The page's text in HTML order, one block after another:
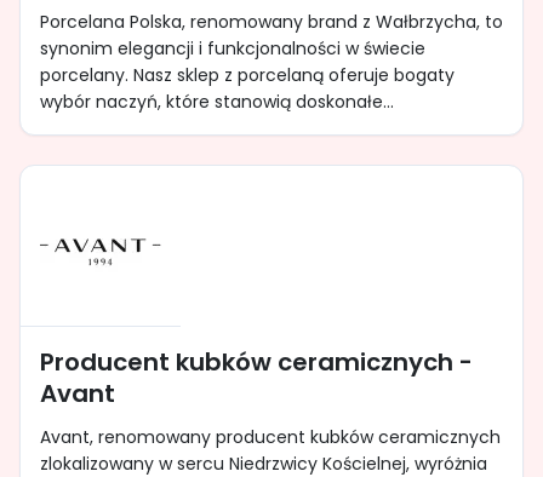
Porcelana Polska, renomowany brand z Wałbrzycha, to
synonim elegancji i funkcjonalności w świecie
porcelany. Nasz sklep z porcelaną oferuje bogaty
wybór naczyń, które stanowią doskonałe...
Producent kubków ceramicznych -
Avant
Avant, renomowany producent kubków ceramicznych
zlokalizowany w sercu Niedrzwicy Kościelnej, wyróżnia